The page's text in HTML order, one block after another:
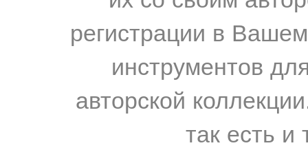
регистрации в
инструментов
авторской
так есть и